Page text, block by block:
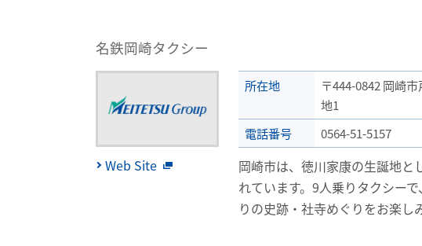
名鉄岡崎タクシー
Web Site
所在地
〒444-0842 岡崎
地1
電話番号
0564-51-5157
岡崎市は、徳川家康の生誕地と
れています。9人乗りタクシー
りの史跡・社寺めぐりをお楽し